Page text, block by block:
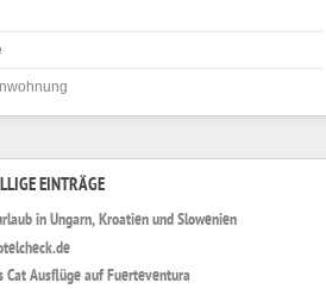
EINTRÄGE
in Ungarn, Kroatien und Slowenien
Cat Ausflüge auf Fuerteventura